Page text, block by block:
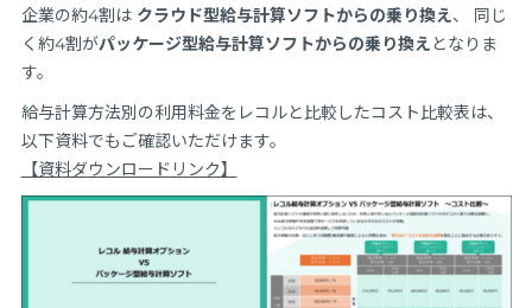
企業の約4割は クラウド型給与計算ソフトからの乗り換え、 同じ
く約4割がパッケージ型給与計算ソフトからの乗り換え となりま
す。
給与計算方法別の利用料金をレコルと比較したコスト比較表は、
以下資料でもご確認いただけます。
【資料ダウンロードリンク】